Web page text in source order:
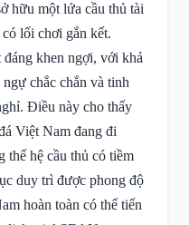
hữu một lứa cầu thủ tài
lối chơi gắn kết.
đáng khen ngợi, với khả
chắc chắn và tinh
Điều này cho thấy
Việt Nam đang đi
thế hệ cầu thủ có tiềm
duy trì được phong độ
hoàn toàn có thể tiến